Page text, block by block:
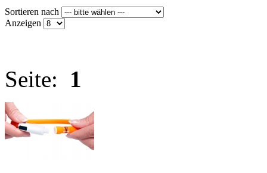
Sortieren nach
Anzeigen
Seite: 1